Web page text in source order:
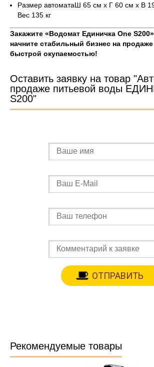
Размер автоматаШ 65 см х Г 60 см х В
Вес 135 кг
Закажите «Водомат Единичка One
начните стабильный бизнес на
быстрой окупаемостью!
Оставить заявку на товар
продаже питьевой воды
S200"
Рекомендуемые товары